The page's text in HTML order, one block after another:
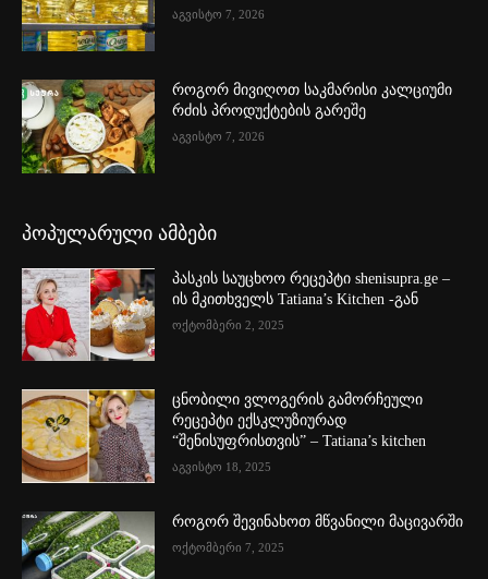
აგვისტო 7, 2026
როგორ მივიღოთ საკმარისი კალციუმი
რძის პროდუქტების გარეშე
აგვისტო 7, 2026
პოპულარული ამბები
პასკის საუცხოო რეცეპტი shenisupra.ge –
ის მკითხველს Tatiana’s Kitchen -გან
ოქტომბერი 2, 2025
ცნობილი ვლოგერის გამორჩეული
რეცეპტი ექსკლუზიურად
“შენისუფრისთვის” – Tatiana’s kitchen
აგვისტო 18, 2025
როგორ შევინახოთ მწვანილი მაცივარში
ოქტომბერი 7, 2025